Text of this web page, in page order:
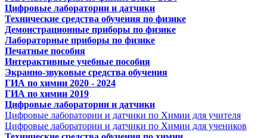
Цифровые лаборатории и датчики
Технические средства обучения по физике
Демонстрационные приборы по физике
Лабораторные приборы по физике
Печатные пособия
Интерактивные учебные пособия
Экранно-звуковые средства обучения
ГИА по химии 2020 - 2024
ГИА по химии 2019
Цифровые лаборатории и датчики
Цифровые лаборатории и датчики по Химии для учителя
Цифровые лаборатории и датчики по Химии для учеников